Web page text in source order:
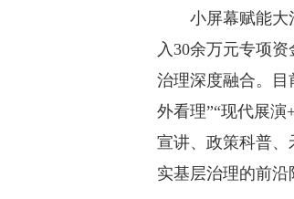
小屏幕赋能大治
入30余万元专项
治理深度融合。目
外看理”“现代展
宣讲、政策科普
实基层治理的前沿